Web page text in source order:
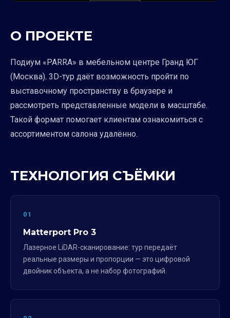
О ПРОЕКТЕ
Подиум «PARRA» в мебельном центре Гранд ЮГ
(Москва). 3D-тур даёт возможность пройти по
выставочному пространству в браузере и
рассмотреть представленные модели в масштабе.
Такой формат помогает клиентам ознакомиться с
ассортиментом салона удалённо.
ТЕХНОЛОГИЯ СЪЁМКИ
01
Matterport Pro 3
Лазерное LiDAR-сканирование: тур передаёт
реальные размеры и пропорции — это цифровой
двойник объекта, а не набор фотографий.